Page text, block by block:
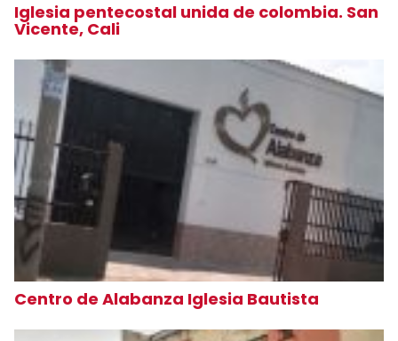
Iglesia pentecostal unida de colombia. San
Vicente, Cali
Centro de Alabanza Iglesia Bautista